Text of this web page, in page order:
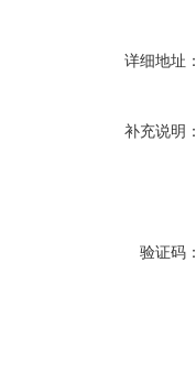
详细地址：
补充说明：
验证码：